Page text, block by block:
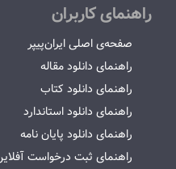
راهنمای کاربران
صفحه‌ی اصلی ایران‌پیپر
راهنمای دانلود مقاله
راهنمای دانلود کتاب
راهنمای دانلود استاندارد
راهنمای دانلود پایان نامه
راهنمای ثبت درخواست